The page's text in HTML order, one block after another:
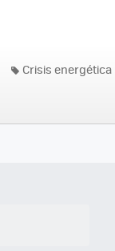
Crisis energética